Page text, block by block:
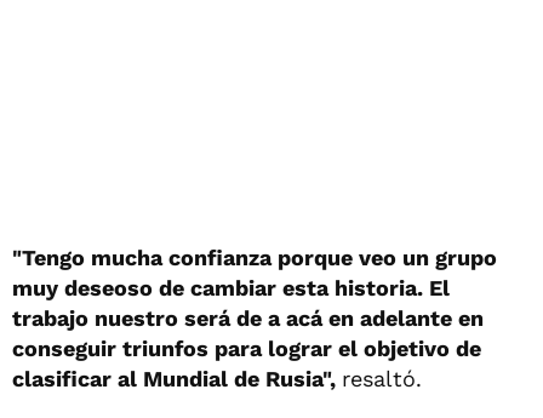
"Tengo mucha confianza porque veo un grupo
muy deseoso de cambiar esta historia. El
trabajo nuestro será de a acá en adelante en
conseguir triunfos para lograr el objetivo de
clasificar al Mundial de Rusia", resaltó.